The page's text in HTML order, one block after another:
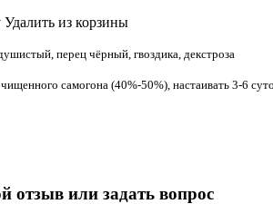
Удалить из корзины
перец чёрный, гвоздика, декстроза
самогона (40%-50%), настаивать 3-6
отзыв или задать вопрос